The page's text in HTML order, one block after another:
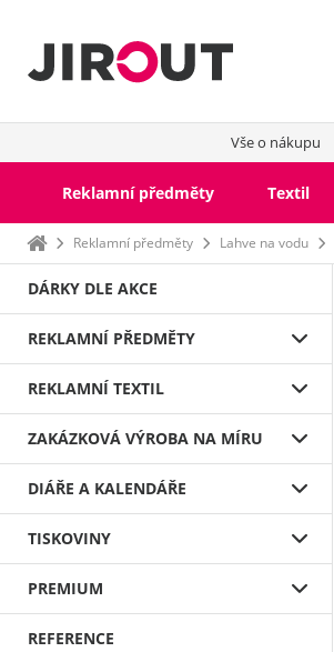
Vše o nákupu
Reklamní předměty Textil
Domů Reklamní předměty Lahve na vodu
DÁRKY DLE AKCE
REKLAMNÍ PŘEDMĚTY
REKLAMNÍ TEXTIL
ZAKÁZKOVÁ VÝROBA NA MÍRU
DIÁŘE A KALENDÁŘE
TISKOVINY
PREMIUM
REFERENCE